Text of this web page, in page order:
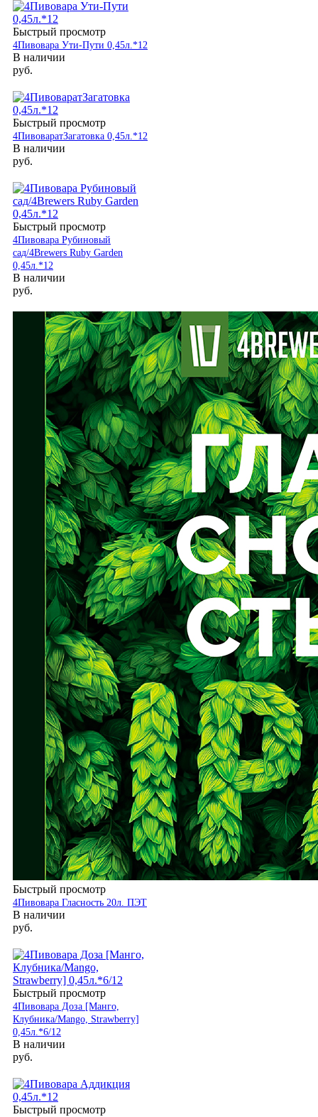
Быстрый просмотр
4Пивовара Ути-Пути 0,45л.*12
В наличии
руб.
Быстрый просмотр
4ПивоваратЗагатовка 0,45л.*12
В наличии
руб.
Быстрый просмотр
4Пивовара Рубиновый
сад/4Brewers Ruby Garden
0,45л.*12
В наличии
руб.
Быстрый просмотр
4Пивовара Гласность 20л. ПЭТ
В наличии
руб.
Быстрый просмотр
4Пивовара Доза [Манго,
Клубника/Mango, Strawberry]
0,45л.*6/12
В наличии
руб.
Быстрый просмотр